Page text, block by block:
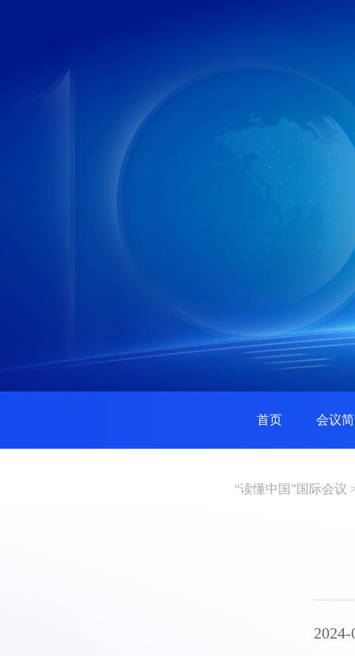
首页 会议
“读懂中国”国际会议